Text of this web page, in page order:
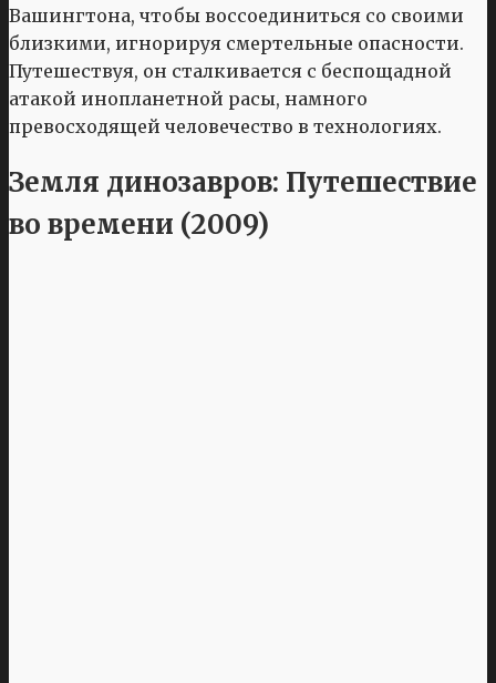
Вашингтона, чтобы воссоединиться со своими
близкими, игнорируя смертельные опасности.
Путешествуя, он сталкивается с беспощадной
атакой инопланетной расы, намного
превосходящей человечество в технологиях.
Земля динозавров: Путешествие
во времени (2009)